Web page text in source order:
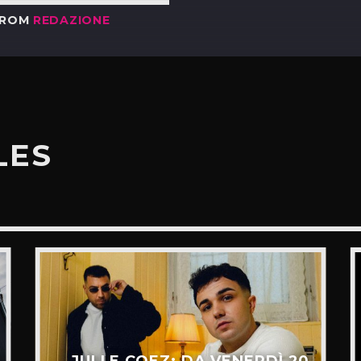
REDAZIONE